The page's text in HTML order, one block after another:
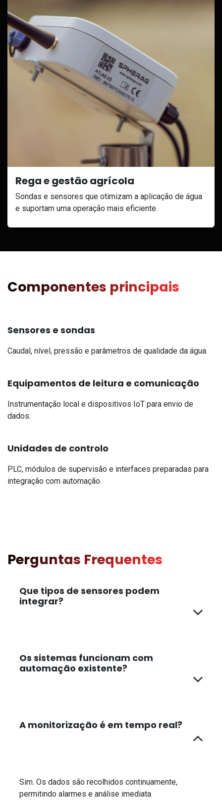
Rega e gestão agrícola
Sondas e sensores que otimizam a aplicação de água
e suportam uma operação mais eficiente.
Componentes principais
Sensores e sondas
Caudal, nível, pressão e parâmetros de qualidade da água.
Equipamentos de leitura e comunicação
Instrumentação local e dispositivos IoT para envio de
dados.
Unidades de controlo
PLC, módulos de supervisão e interfaces preparadas para
integração com automação.
Perguntas Frequentes
Que tipos de sensores podem
integrar?
Os sistemas funcionam com
automação existente?
A monitorização é em tempo real?
Sim. Os dados são recolhidos continuamente,
permitindo alarmes e análise imediata.